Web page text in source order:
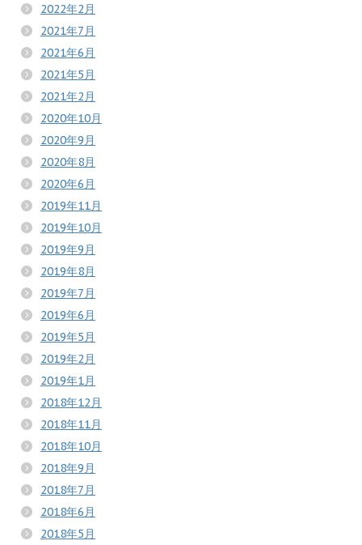
2022年2月
2021年7月
2021年6月
2021年5月
2021年2月
2020年10月
2020年9月
2020年8月
2020年6月
2019年11月
2019年10月
2019年9月
2019年8月
2019年7月
2019年6月
2019年5月
2019年2月
2019年1月
2018年12月
2018年11月
2018年10月
2018年9月
2018年7月
2018年6月
2018年5月